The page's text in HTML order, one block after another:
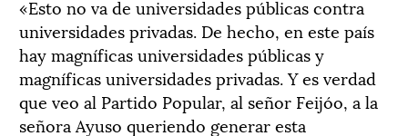
«Esto no va de universidades públicas contra
universidades privadas. De hecho, en este país
hay magníficas universidades públicas y
magníficas universidades privadas. Y es verdad
que veo al Partido Popular, al señor Feijóo, a la
señora Ayuso queriendo generar esta